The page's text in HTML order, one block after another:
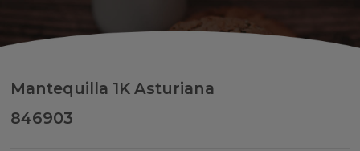
Mantequilla 1K Asturiana
846903